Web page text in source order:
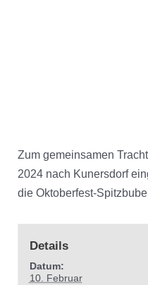
Zum gemeinsamen
2024 nach Kunersdorf
die Oktoberfest-
Details
Datum:
10. Februar